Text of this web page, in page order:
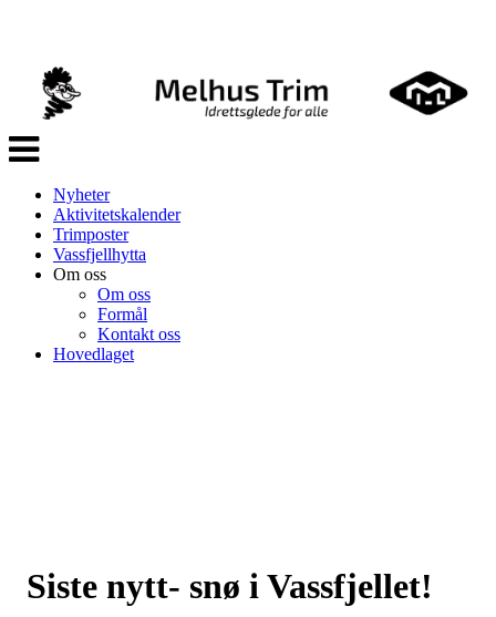
Veksle
navigasjon
Nyheter
Aktivitetskalender
Trimposter
Vassfjellhytta
Om oss
Om oss
Formål
Kontakt oss
Hovedlaget
Siste nytt- snø i Vassfjellet!